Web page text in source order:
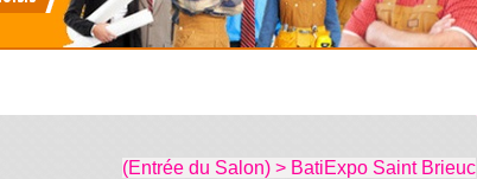
(Entrée du Salon) > BatiExpo Saint Brieuc